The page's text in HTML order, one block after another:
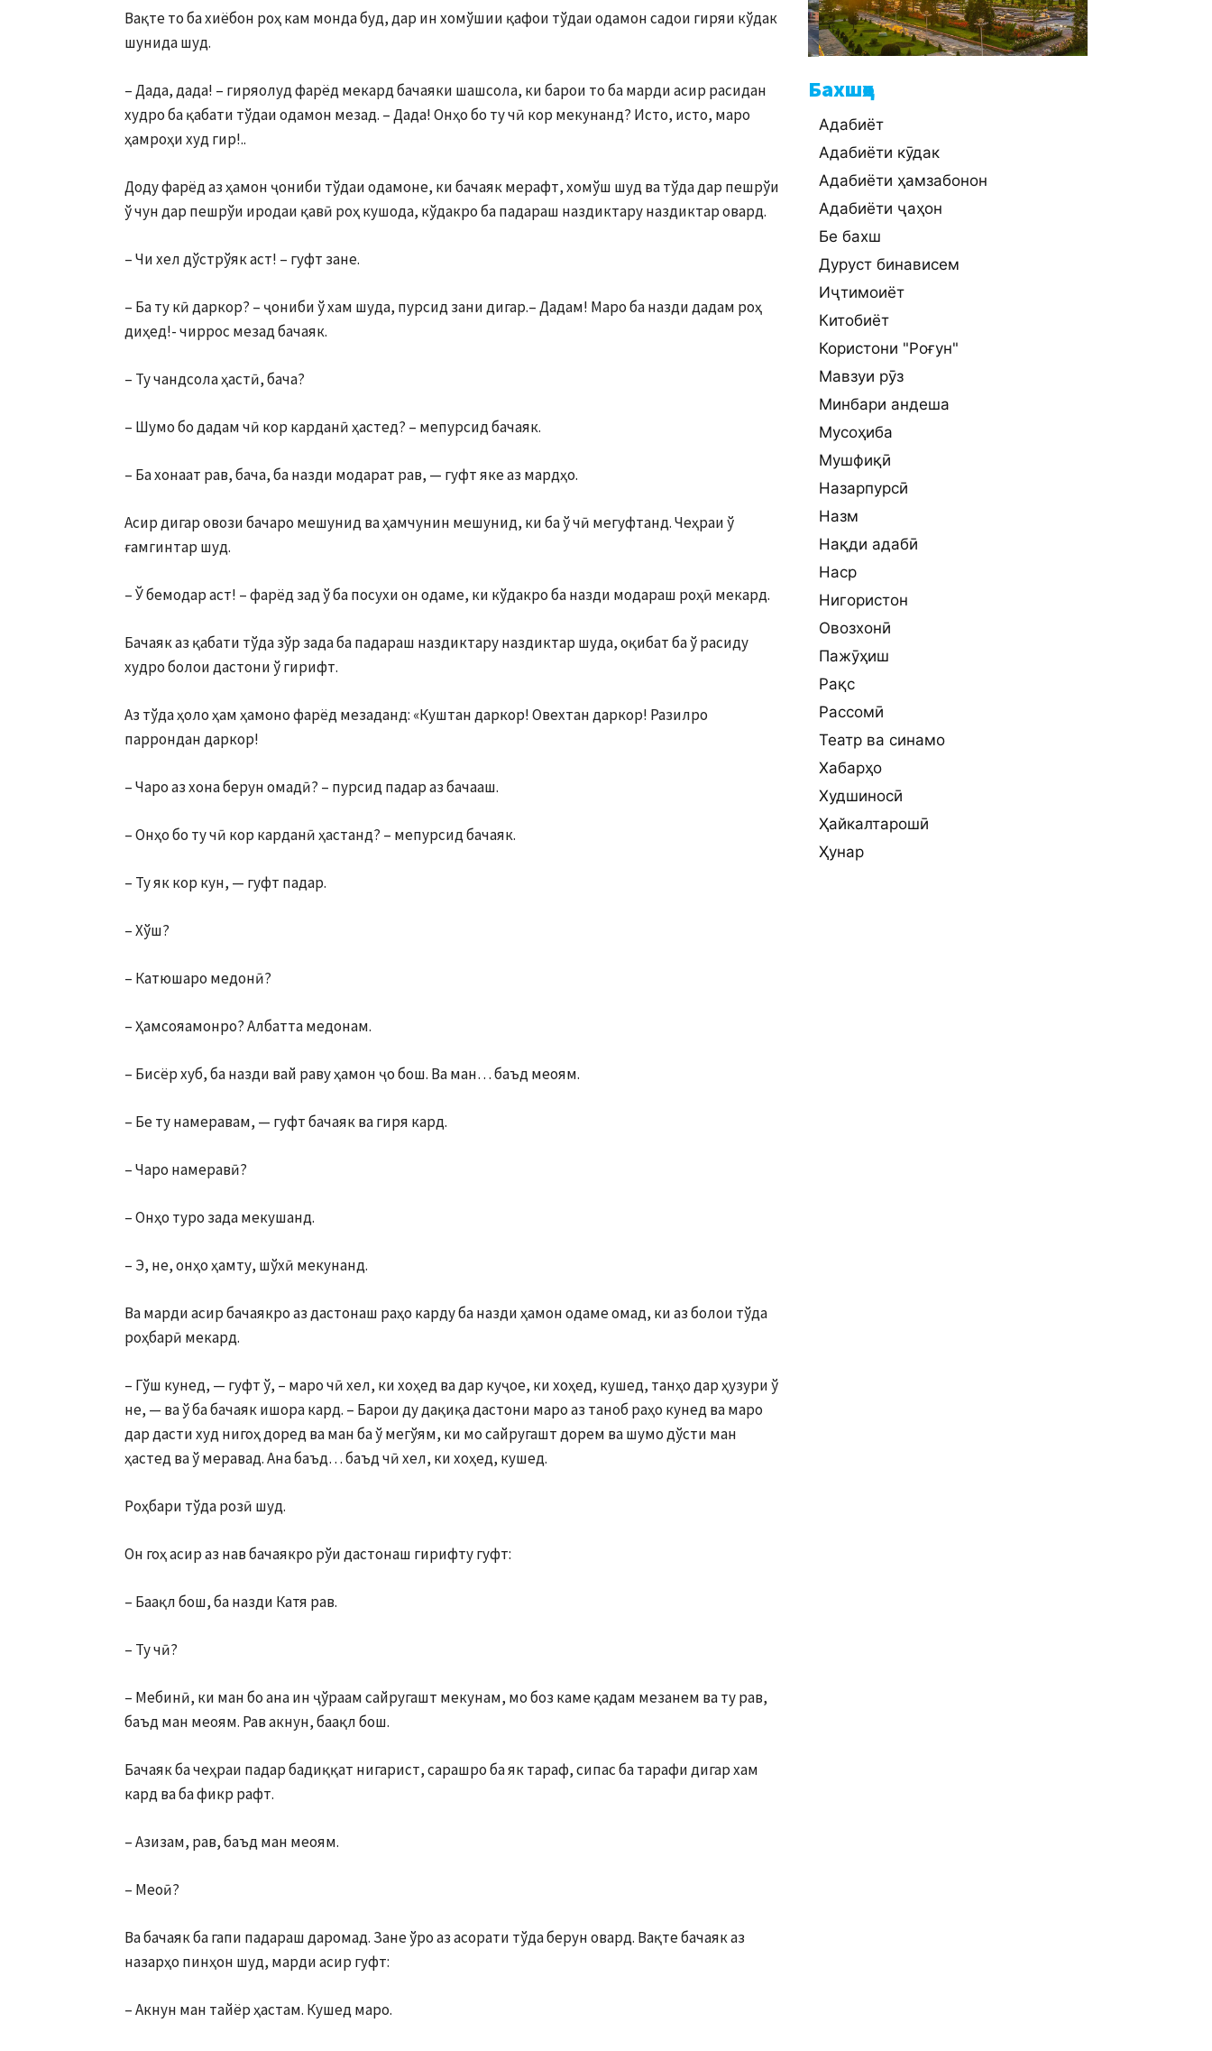
Вақте то ба хиёбон роҳ кам монда буд, дар ин хомўшии қафои тўдаи одамон садои гиряи кўдак
шунида шуд.
– Дада, дада! – гиряолуд фарёд мекард бачаяки шашсола, ки барои то ба марди асир расидан
худро ба қабати тўдаи одамон мезад. – Дада! Онҳо бо ту чӣ кор мекунанд? Исто, исто, маро
ҳамроҳи худ гир!..
Доду фарёд аз ҳамон ҷониби тўдаи одамоне, ки бачаяк мерафт, хомўш шуд ва тўда дар пешрўи
ў чун дар пешрўи иродаи қавӣ роҳ кушода, кўдакро ба падараш наздиктару на­здиктар овард.
– Чи хел дўстрўяк аст! – гуфт зане.
– Ба ту кӣ даркор? – ҷониби ў хам шуда, пурсид зани дигар.– Дадам! Маро ба назди дадам роҳ
диҳед!- чиррос мезад бачаяк.
– Ту чандсола ҳастӣ, бача?
– Шумо бо дадам чӣ кор карданӣ ҳастед? – мепурсид бачаяк.
– Ба хонаат рав, бача, ба назди модарат рав, — гуфт яке аз мардҳо.
Асир дигар овози бачаро мешунид ва ҳамчунин мешунид, ки ба ў чӣ мегуфтанд. Чеҳраи ў
ғамгинтар шуд.
– Ў бемодар аст! – фарёд зад ў ба посухи он одаме, ки кўдакро ба назди модараш роҳӣ мекард.
Бачаяк аз қабати тўда зўр зада ба падараш наздиктару наздиктар шуда, оқибат ба ў расиду
худро бо­лои дастони ў гирифт.
Аз тўда ҳоло ҳам ҳамоно фарёд мезаданд: «Куштан даркор! Овехтан даркор! Разилро
паррондан даркор!
– Чаро аз хона берун омадӣ? – пурсид падар аз бачааш.
– Онҳо бо ту чӣ кор карданӣ ҳа­станд? – мепурсид бачаяк.
– Ту як кор кун, — гуфт падар.
– Хўш?
– Катюшаро медонӣ?
– Ҳамсояамонро? Албатта медо­нам.
– Бисёр хуб, ба назди вай раву ҳамон ҷо бош. Ва ман… баъд меоям.
– Бе ту намеравам, — гуфт бачаяк ва гиря кард.
– Чаро намеравӣ?
– Онҳо туро зада мекушанд.
– Э, не, онҳо ҳамту, шўхӣ меку­нанд.
Ва марди асир бачаякро аз да­стонаш раҳо карду ба назди ҳамон одаме омад, ки аз болои тўда
роҳ­барӣ мекард.
– Гўш кунед, — гуфт ў, – маро чӣ хел, ки хоҳед ва дар куҷое, ки хоҳед, кушед, танҳо дар ҳузури ў
не, — ва ў ба бачаяк ишора кард. – Барои ду дақиқа дастони маро аз таноб раҳо кунед ва маро
дар дасти худ нигоҳ доред ва ман ба ў мегўям, ки мо сайругашт дорем ва шумо дўсти ман
ҳастед ва ў меравад. Ана баъд… баъд чӣ хел, ки хоҳед, кушед.
Роҳбари тўда розӣ шуд.
Он гоҳ асир аз нав бачаякро рўи дастонаш гирифту гуфт:
– Баақл бош, ба назди Катя рав.
– Ту чӣ?
– Мебинӣ, ки ман бо ана ин ҷўра­ам сайругашт мекунам, мо боз каме қадам мезанем ва ту рав,
баъд ман меоям. Рав акнун, баақл бош.
Бачаяк ба чеҳраи падар бадиққат нигарист, сарашро ба як тараф, си­пас ба тарафи дигар хам
кард ва ба фикр рафт.
– Азизам, рав, баъд ман меоям.
– Меоӣ?
Ва бачаяк ба гапи падараш даро­мад. Зане ўро аз асорати тўда берун овард. Вақте бачаяк аз
назарҳо пинҳон шуд, марди асир гуфт:
– Акнун ман тайёр ҳастам. Кушед маро.
Бахшҳо
Адабиёт
Адабиёти кӯдак
Адабиёти ҳамзабонон
Адабиёти ҷаҳон
Бе бахш
Дуруст бинависем
Иҷтимоиёт
Китобиёт
Користони "Роғун"
Мавзуи рӯз
Минбари андеша
Мусоҳиба
Мушфиқӣ
Назарпурсӣ
Назм
Нақди адабӣ
Наср
Нигористон
Овозхонӣ
Пажӯҳиш
Рақс
Рассомӣ
Театр ва синамо
Хабарҳо
Худшиносӣ
Ҳайкалтарошӣ
Ҳунар